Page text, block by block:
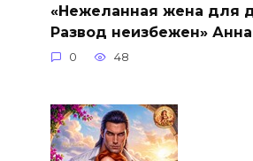
«Нежеланная жена для
Развод неизбежен»
0 48